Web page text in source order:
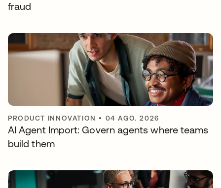
fraud
PRODUCT INNOVATION • 04 AGO. 2026
AI Agent Import: Govern agents where teams
build them